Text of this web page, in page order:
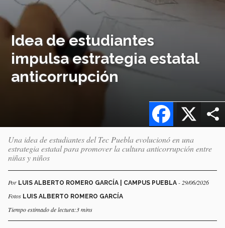
Idea de estudiantes
impulsa estrategia estatal
anticorrupción
X
Facebook
Una idea de estudiantes del Tec Puebla evolucionó en una
estrategia estatal para promover la cultura anticorrupción entre
niñas y niños
Por LUIS ALBERTO ROMERO GARCÍA | CAMPUS PUEBLA - 29/06/2026
Fotos LUIS ALBERTO ROMERO GARCÍA
Tiempo estimado de lectura:3 mins